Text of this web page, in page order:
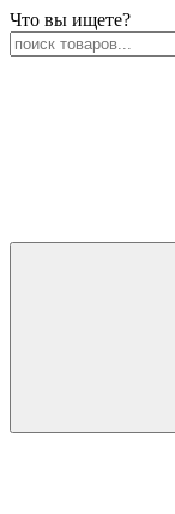
Что вы ищете?